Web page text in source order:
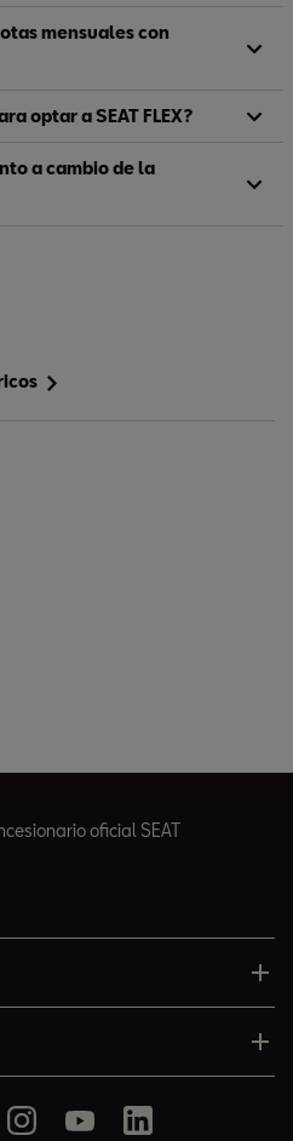
mensuales con
optar a SEAT FLEX?
a cambio de la
oficial SEAT